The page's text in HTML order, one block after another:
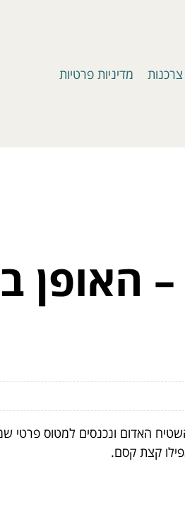
צרכנות מדיניות פרטיות
– האופן
האדום ונכנסים למטוס פרטי
קצת קסם.